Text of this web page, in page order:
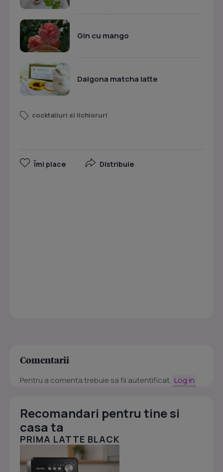
Gin cu mango
Dalgona matcha latte
cocktailuri si lichioruri
Îmi place Distribuie
Comentarii
Pentru a comenta trebuie sa fii autentificat. Log in
Recomandari pentru tine si
casa ta
PRIMA LATTE BLACK